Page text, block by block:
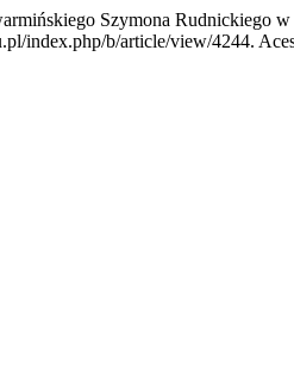
Szymona Rudnickiego
index.php/b/article/view/4244.